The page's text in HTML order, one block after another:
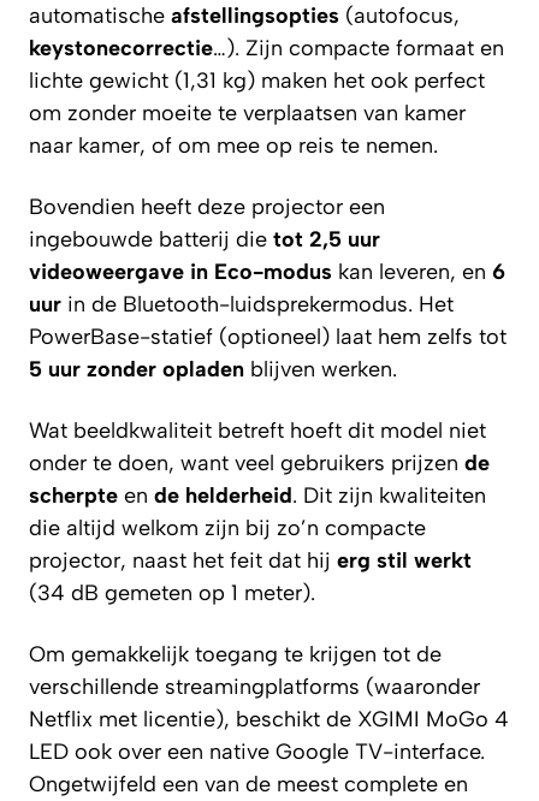
automatische afstellingsopties (autofocus,
keystonecorrectie…). Zijn compacte formaat en
lichte gewicht (1,31 kg) maken het ook perfect
om zonder moeite te verplaatsen van kamer
naar kamer, of om mee op reis te nemen.
Bovendien heeft deze projector een
ingebouwde batterij die tot 2,5 uur
videoweergave in Eco-modus kan leveren, en 6
uur in de Bluetooth-luidsprekermodus. Het
PowerBase-statief (optioneel) laat hem zelfs tot
5 uur zonder opladen blijven werken.
Wat beeldkwaliteit betreft hoeft dit model niet
onder te doen, want veel gebruikers prijzen de
scherpte en de helderheid. Dit zijn kwaliteiten
die altijd welkom zijn bij zo’n compacte
projector, naast het feit dat hij erg stil werkt
(34 dB gemeten op 1 meter).
Om gemakkelijk toegang te krijgen tot de
verschillende streamingplatforms (waaronder
Netflix met licentie), beschikt de XGIMI MoGo 4
LED ook over een native Google TV-interface.
Ongetwijfeld een van de meest complete en